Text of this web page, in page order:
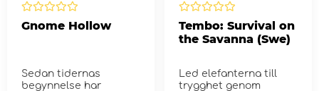
Gnome Hollow
Sedan tidernas
begynnelse har
Tembo: Survival on
the Savanna (Swe)
Led elefanterna till
trygghet genom